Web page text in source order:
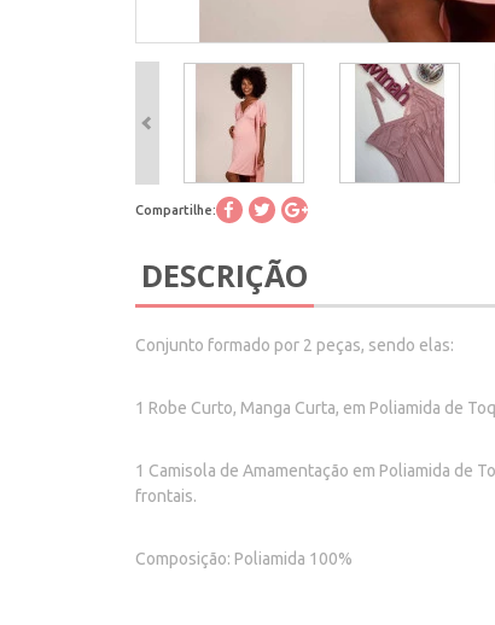
Compartilhe:
DESCRIÇÃO
Conjunto formado por 2 peças, sendo elas:
1 Robe Curto, Manga Curta, em Poliamida de
1 Camisola de Amamentação em Poliamida de
frontais.
Composição: Poliamida 100%